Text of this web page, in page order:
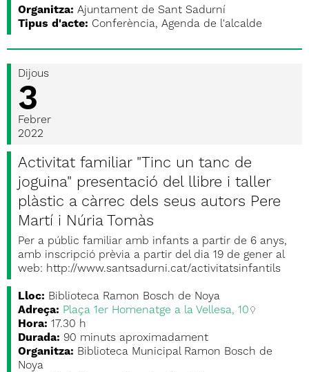
Organitza: Ajuntament de Sant Sadurní
Tipus d'acte: Conferència, Agenda de l'alcalde
Dijous
3
Febrer
2022
Activitat familiar "Tinc un tanc de
joguina" presentació del llibre i taller
plàstic a càrrec dels seus autors Pere
Martí i Núria Tomàs
Per a públic familiar amb infants a partir de 6 anys,
amb inscripció prèvia a partir del dia 19 de gener al
web: http://www.santsadurni.cat/activitatsinfantils
Lloc: Biblioteca Ramon Bosch de Noya
Adreça: Plaça 1er Homenatge a la Vellesa, 10
Hora: 17.30 h
Durada: 90 minuts aproximadament
Organitza: Biblioteca Municipal Ramon Bosch de
Noya